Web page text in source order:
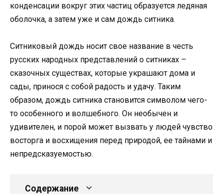
конденсации вокруг этих частиц образуется ледяная
оболочка, а затем уже и сам дождь ситника.
Ситниковый дождь носит свое название в честь
русских народных представлений о ситниках –
сказочных существах, которые украшают дома и
сады, принося с собой радость и удачу. Таким
образом, дождь ситника становится символом чего-
то особенного и волшебного. Он необычен и
удивителен, и порой может вызвать у людей чувство
восторга и восхищения перед природой, ее тайнами и
непредсказуемостью.
Содержание